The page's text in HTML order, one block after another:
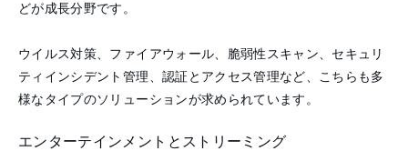
どが成長分野です。
ウイルス対策、ファイアウォール、脆弱性スキャン、セキュリ
ティインシデント管理、認証とアクセス管理など、こちらも多
様なタイプのソリューションが求められています。
エンターテインメントとストリーミング